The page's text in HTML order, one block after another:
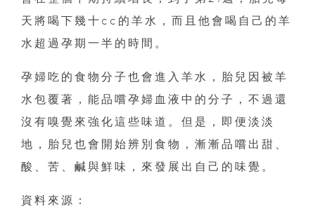
天將喝下幾十cc的羊水，而且他會喝自己的羊
水超過孕期一半的時間。
孕婦吃的食物分子也會進入羊水，胎兒因被羊
水包覆著，能品嚐孕婦血液中的分子，不過還
沒有嗅覺來強化這些味道。但是，即便淡淡
地，胎兒也會開始辨別食物，漸漸品嚐出甜、
酸、苦、鹹與鮮味，來發展出自己的味覺。
資料來源：